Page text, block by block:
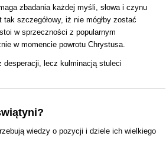
zbadania każdej myśli, słowa i czynu
szczegółowy, iż nie mógłby zostać
w sprzeczności z popularnym
w momencie powrotu Chrystusa.
desperacji, lecz kulminacją stuleci
wiedzy o pozycji i dziele ich wielkiego